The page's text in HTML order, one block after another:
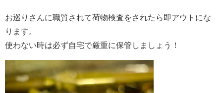
お巡りさんに職質されて荷物検査をされたら即アウトにな
ります。
使わない時は必ず自宅で厳重に保管しましょう！